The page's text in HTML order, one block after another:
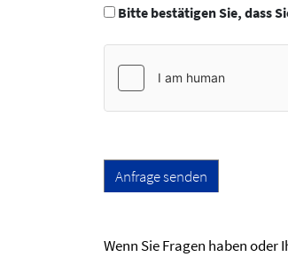
Bitte bestätigen Sie, dass
Wenn Sie Fragen haben